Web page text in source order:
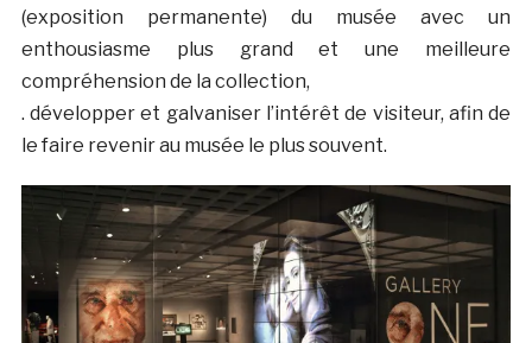
(exposition permanente) du musée avec un
enthousiasme plus grand et une meilleure
compréhension de la collection,
. développer et galvaniser l’intérêt de visiteur, afin de
le faire revenir au musée le plus souvent.